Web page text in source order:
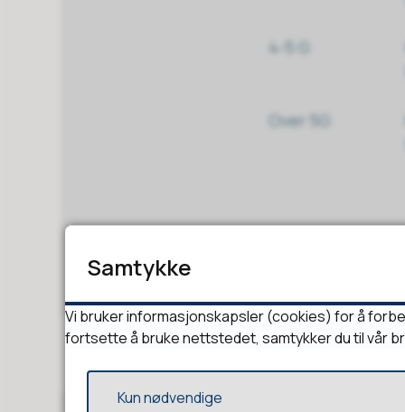
4-5 G
Over 5G
Middag + dessert
levert hjem
Samtykke
Vi bruker informasjonskapsler (cookies) for å
fortsette å bruke nettstedet, samtykker du til vår
Kun nødvendige